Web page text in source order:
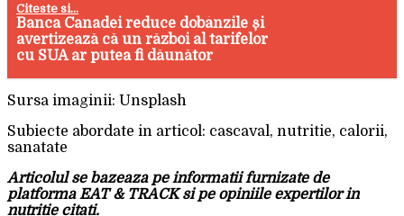
Citeste si...
Banca Canadei reduce dobânzile și
avertizează că un război al tarifelor
cu SUA ar putea fi dăunător
Sursa imaginii: Unsplash
Subiecte abordate in articol: cascaval, nutritie, calorii,
sanatate
Articolul se bazeaza pe informatii furnizate de
platforma EAT & TRACK si pe opiniile expertilor in
nutritie citati.